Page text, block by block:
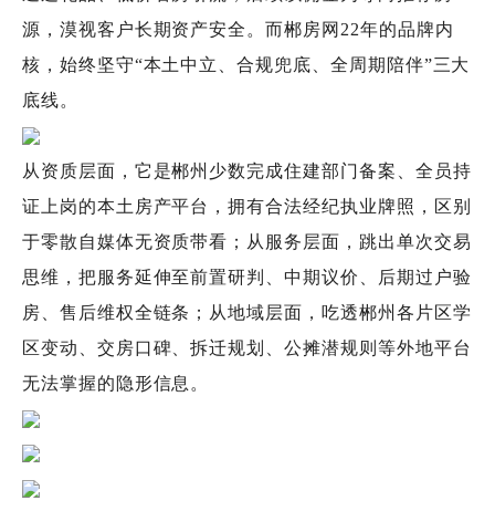
源，漠视客户长期资产安全。而郴房网22年的品牌内
核，始终坚守“本土中立、合规兜底、全周期陪伴”三大
底线。
从资质层面，它是郴州少数完成住建部门备案、全员持
证上岗的本土房产平台，拥有合法经纪执业牌照，区别
于零散自媒体无资质带看；从服务层面，跳出单次交易
思维，把服务延伸至前置研判、中期议价、后期过户验
房、售后维权全链条；从地域层面，吃透郴州各片区学
区变动、交房口碑、拆迁规划、公摊潜规则等外地平台
无法掌握的隐形信息。